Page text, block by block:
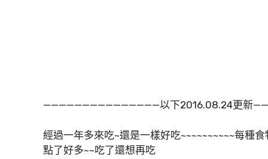
———————————————以下2016.08.24更新
經過一年多來吃~還是一樣好吃~~~~~~~~~~每種
點了好多~~吃了還想再吃